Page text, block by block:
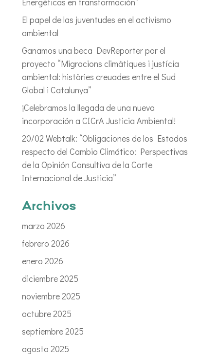
El papel de las juventudes en el activismo
ambiental
Ganamos una beca DevReporter por el
proyecto “Migracions climàtiques i justícia
ambiental: històries creuades entre el Sud
Global i Catalunya”
¡Celebramos la llegada de una nueva
incorporación a CICrA Justicia Ambiental!
20/02 Webtalk: “Obligaciones de los Estados
respecto del Cambio Climático: Perspectivas
de la Opinión Consultiva de la Corte
Internacional de Justicia”
Archivos
marzo 2026
febrero 2026
enero 2026
diciembre 2025
noviembre 2025
octubre 2025
septiembre 2025
agosto 2025